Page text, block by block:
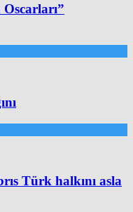
Türk halkını asla